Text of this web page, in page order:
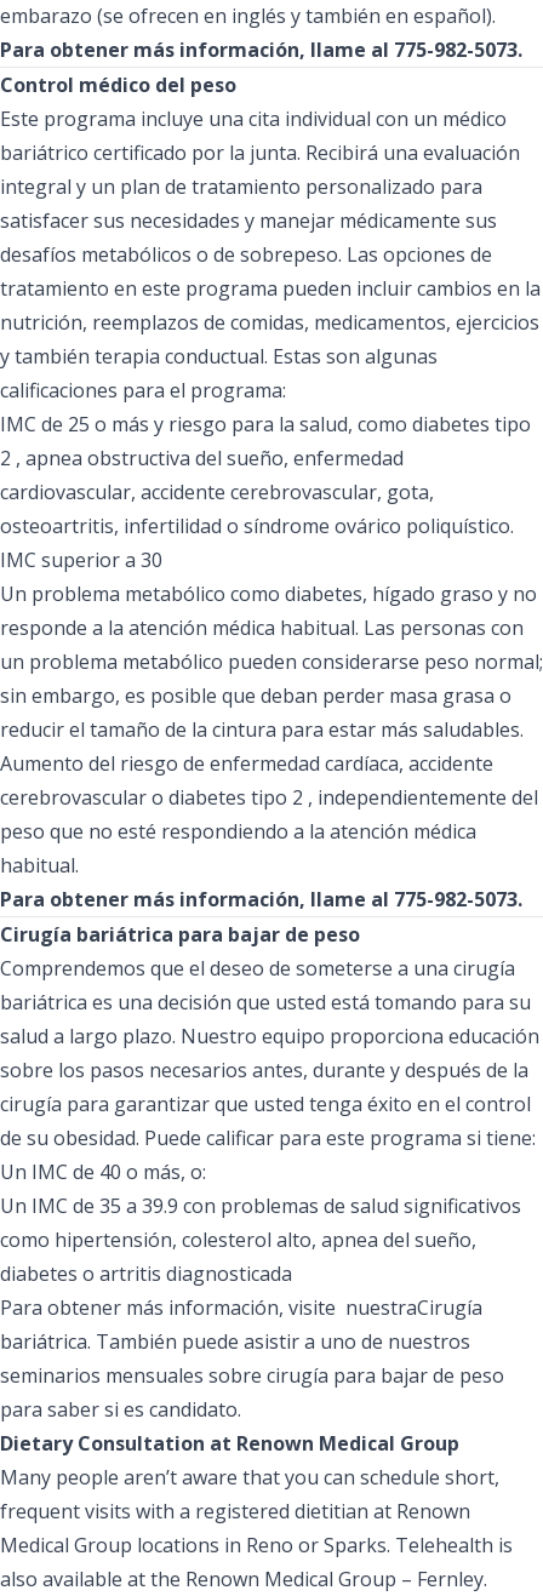
embarazo (se ofrecen en inglés y también en español).
Para obtener más información, llame al 775-982-5073.
Control médico del peso
Este programa incluye una cita individual con un médico
bariátrico certificado por la junta. Recibirá una evaluación
integral y un plan de tratamiento personalizado para
satisfacer sus necesidades y manejar médicamente sus
desafíos metabólicos o de sobrepeso. Las opciones de
tratamiento en este programa pueden incluir cambios en la
nutrición, reemplazos de comidas, medicamentos, ejercicios
y también terapia conductual. Estas son algunas
calificaciones para el programa:
IMC de 25 o más y riesgo para la salud, como diabetes tipo
2 , apnea obstructiva del sueño, enfermedad
cardiovascular, accidente cerebrovascular, gota,
osteoartritis, infertilidad o síndrome ovárico poliquístico.
IMC superior a 30
Un problema metabólico como diabetes, hígado graso y no
responde a la atención médica habitual. Las personas con
un problema metabólico pueden considerarse peso normal;
sin embargo, es posible que deban perder masa grasa o
reducir el tamaño de la cintura para estar más saludables.
Aumento del riesgo de enfermedad cardíaca, accidente
cerebrovascular o diabetes tipo 2 , independientemente del
peso que no esté respondiendo a la atención médica
habitual.
Para obtener más información, llame al 775-982-5073.
Cirugía bariátrica para bajar de peso
Comprendemos que el deseo de someterse a una cirugía
bariátrica es una decisión que usted está tomando para su
salud a largo plazo. Nuestro equipo proporciona educación
sobre los pasos necesarios antes, durante y después de la
cirugía para garantizar que usted tenga éxito en el control
de su obesidad. Puede calificar para este programa si tiene:
Un IMC de 40 o más, o:
Un IMC de 35 a 39.9 con problemas de salud significativos
como hipertensión, colesterol alto, apnea del sueño,
diabetes o artritis diagnosticada
Para obtener más información, visite nuestraCirugía
bariátrica. También puede asistir a uno de nuestros
seminarios mensuales sobre cirugía para bajar de peso
para saber si es candidato.
Dietary Consultation at Renown Medical Group
Many people aren’t aware that you can schedule short,
frequent visits with a registered dietitian at Renown
Medical Group locations in Reno or Sparks. Telehealth is
also available at the Renown Medical Group – Fernley.